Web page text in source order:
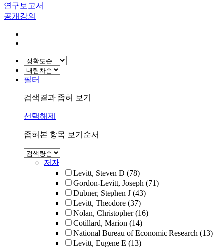
연구보고서
공개강의
필터
검색결과 좁혀 보기
선택해제
좁혀본 항목 보기순서
저자
Levitt, Steven D (78)
Gordon-Levitt, Joseph (71)
Dubner, Stephen J (43)
Levitt, Theodore (37)
Nolan, Christopher (16)
Cotillard, Marion (14)
National Bureau of Economic Research (13)
Levitt, Eugene E (13)